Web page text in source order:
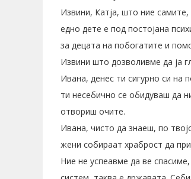
Извини, Катја, што ние
едно дете е под постојана
за децата на побогатите и
Извини што дозволивме да ја
Ивана, денес ти сигурно си
ти несебично се обидуваш да
отвориш очите.
Ивана, чисто да знаеш, по
жени собираат храброст да
Ние не успеавме да ве